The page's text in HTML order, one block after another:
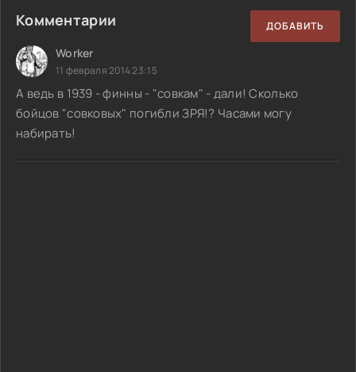
Комментарии ДОБАВИТЬ
Worker
11 февраля 2014 23:15
А ведь в 1939 - финны - "совкам" - дали! Сколько
бойцов "совковых" погибли ЗРЯ!? Часами могу
набирать!